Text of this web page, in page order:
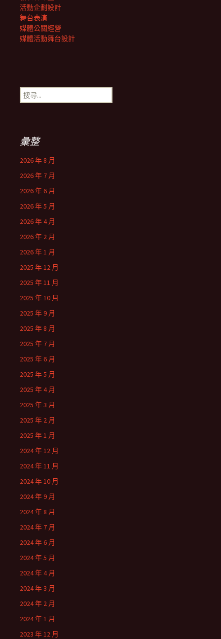
活動企劃設計
舞台表演
媒體公關經營
媒體活動舞台設計
搜
尋
彙整
2026 年 8 月
2026 年 7 月
2026 年 6 月
2026 年 5 月
2026 年 4 月
2026 年 2 月
2026 年 1 月
2025 年 12 月
2025 年 11 月
2025 年 10 月
2025 年 9 月
2025 年 8 月
2025 年 7 月
2025 年 6 月
2025 年 5 月
2025 年 4 月
2025 年 3 月
2025 年 2 月
2025 年 1 月
2024 年 12 月
2024 年 11 月
2024 年 10 月
2024 年 9 月
2024 年 8 月
2024 年 7 月
2024 年 6 月
2024 年 5 月
2024 年 4 月
2024 年 3 月
2024 年 2 月
2024 年 1 月
2023 年 12 月